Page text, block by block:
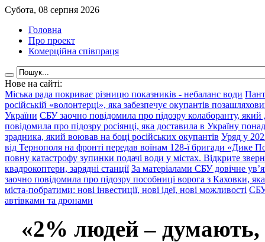
Субота, 08 серпня 2026
Головна
Про проект
Комерційна співпраця
Нове на сайті:
Міська рада покриває різницю показників - небаланс води
російській «волонтерці», яка забезпечує окупантів
України СБУ заочно повідомила про підозру колаборанту,
повідомила про підозру росіянці, яка доставила в Україну
зрадника, який воював на боці російських окупантів Уряд у
від Тернополя на фронті передав воїнам 128-ї бригади «Дике
повну катастрофу зупинки подачі води у містах. Відкрите
квадрокоптери, зарядні станції За матеріалами СБУ довічне
заочно повідомила про підозру пособниці ворога з Каховки,
міста-побратими: нові інвестиції, нові ідеї, нові можливості СБУ
автівками та дронами
«2% людей –